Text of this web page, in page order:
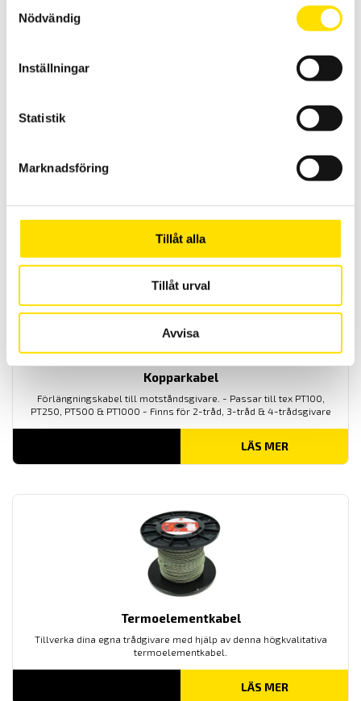
Nödvändig
Inställningar
Statistik
Marknadsföring
Tillåt alla
Tillåt urval
Avvisa
Dykrör/Skyddsrör till så väl termoelement som motståndsgivare.
Hör av dig gällande just ditt behov
LÄS MER
Kopparkabel
Förlängningskabel till motståndsgivare. - Passar till tex PT100,
PT250, PT500 & PT1000 - Finns för 2-tråd, 3-tråd & 4-trådsgivare
LÄS MER
Termoelementkabel
Tillverka dina egna trådgivare med hjälp av denna högkvalitativa
termoelementkabel.
LÄS MER